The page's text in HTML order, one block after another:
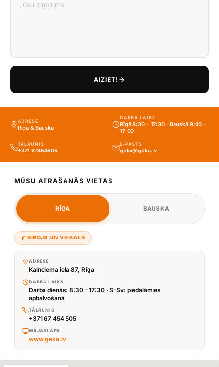
AIZIET!
ADRESE
Rīga & Bauska
DARBA LAIKS
Rīgā 8:30 – 17:30 · Bauskā 9:00 –
17:00
TĀLRUNIS
+371 67454505
E-PASTS
geka@geka.lv
MŪSU ATRAŠANĀS VIETAS
RĪGA BAUSKA
BIROJS UN VEIKALS
ADRESE
Kalnciema iela 87, Rīga
DARBA LAIKS
Darba dienās: 8:30 – 17:30 · S–Sv: piedalāmies
apbalvošanā
TĀLRUNIS
+371 67 454 505
MĀJASLAPA
www.geka.lv